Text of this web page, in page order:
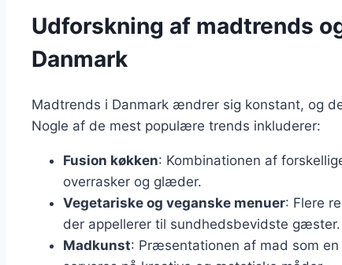
Udforskning af madtrends
Danmark
Madtrends i Danmark ændrer sig konstant, og
Nogle af de mest populære trends inkluderer:
Fusion køkken: Kombinationen af
overrasker og glæder.
Vegetariske og veganske menuer: Flere
der appellerer til sundhedsbevidste gæster.
Madkunst: Præsentationen af mad som